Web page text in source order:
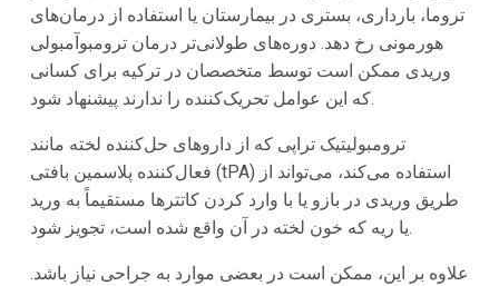
تروما، بارداری، بستری در بیمارستان یا استفاده از درمان‌های
هورمونی رخ دهد. دوره‌های طولانی‌تر درمان ترومبوآمبولی
وریدی ممکن است توسط متخصصان در ترکیه برای کسانی
که این عوامل تحریک‌کننده را ندارند پیشنهاد شود.
ترومبولیتیک تراپی که از داروهای حل‌کننده لخته مانند
فعال‌کننده پلاسمین بافتی (tPA) استفاده می‌کند، می‌تواند از
طریق وریدی در بازو یا با وارد کردن کاتترها مستقیماً به ورید
یا ریه که خون لخته در آن واقع شده است، تجویز شود.
علاوه بر این، ممکن است در بعضی موارد به جراحی نیاز باشد.